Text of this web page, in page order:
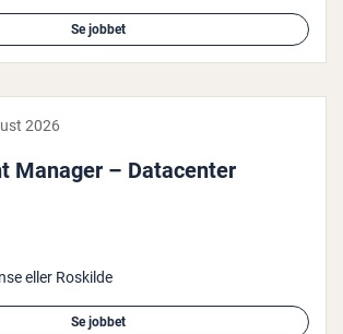
Se jobbet
2026
Manager – Da­ta­cen­ter
eller Roskilde
Se jobbet